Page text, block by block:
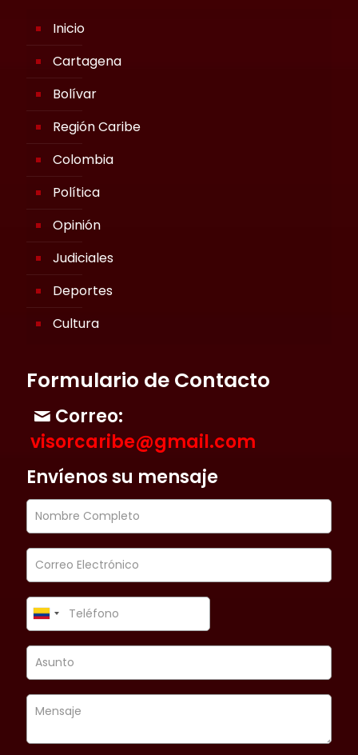
Inicio
Cartagena
Bolívar
Región Caribe
Colombia
Política
Opinión
Judiciales
Deportes
Cultura
Formulario de Contacto
Correo:
visorcaribe@gmail.com
Envíenos su mensaje